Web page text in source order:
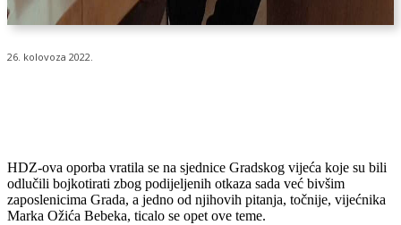
26. kolovoza 2022.
HDZ-ova oporba vratila se na sjednice Gradskog vijeća koje su bili
odlučili bojkotirati zbog podijeljenih otkaza sada već bivšim
zaposlenicima Grada, a jedno od njihovih pitanja, točnije, vijećnika
Marka Ožića Bebeka, ticalo se opet ove teme.